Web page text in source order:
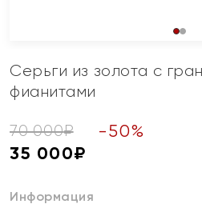
Серьги из золота с
фианитами
70 000₽ -50%
35 000₽
Информация